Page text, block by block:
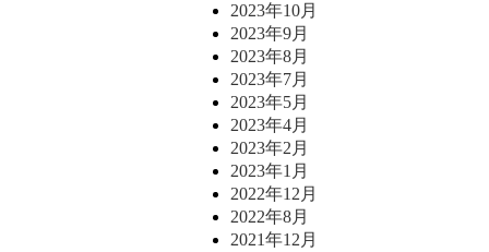
2023年10月
2023年9月
2023年8月
2023年7月
2023年5月
2023年4月
2023年2月
2023年1月
2022年12月
2022年8月
2021年12月